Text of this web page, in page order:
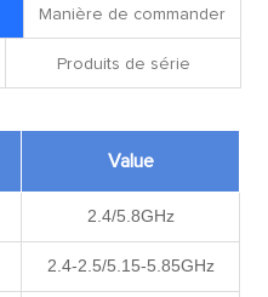
Manière de commander
Produits de série
Value
2.4/5.8GHz
2.4-2.5/5.15-5.85GHz